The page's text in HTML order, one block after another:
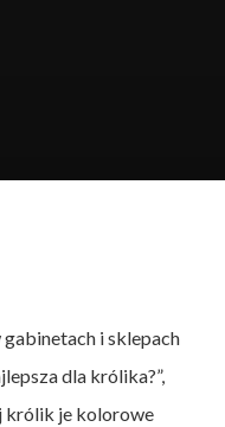
gabinetach i sklepach
dla królika?”,
królik je kolorowe